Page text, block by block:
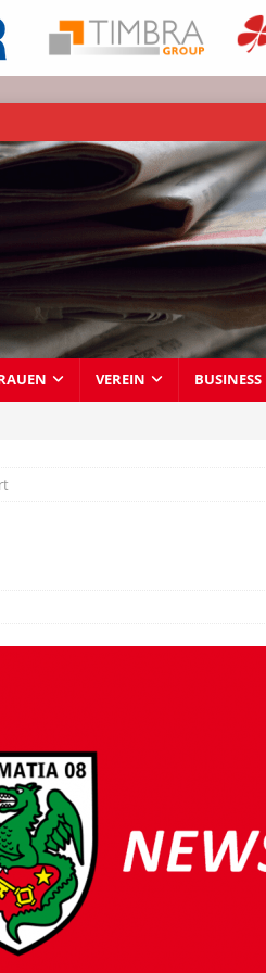
VEREIN BUSINESS